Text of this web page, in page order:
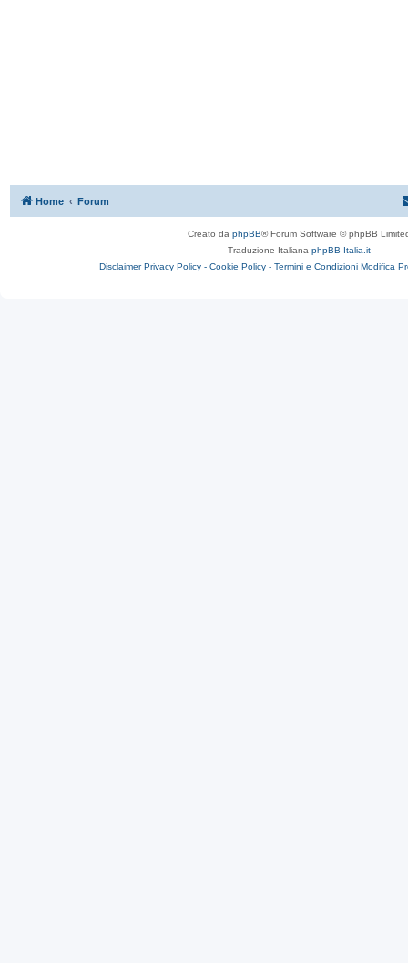
Home Forum
Creato da phpBB® Forum Software © phpBB
Traduzione Italiana phpBB-Italia.it
Disclaimer Privacy Policy - Cookie Policy - Termini e Condizioni Modifica